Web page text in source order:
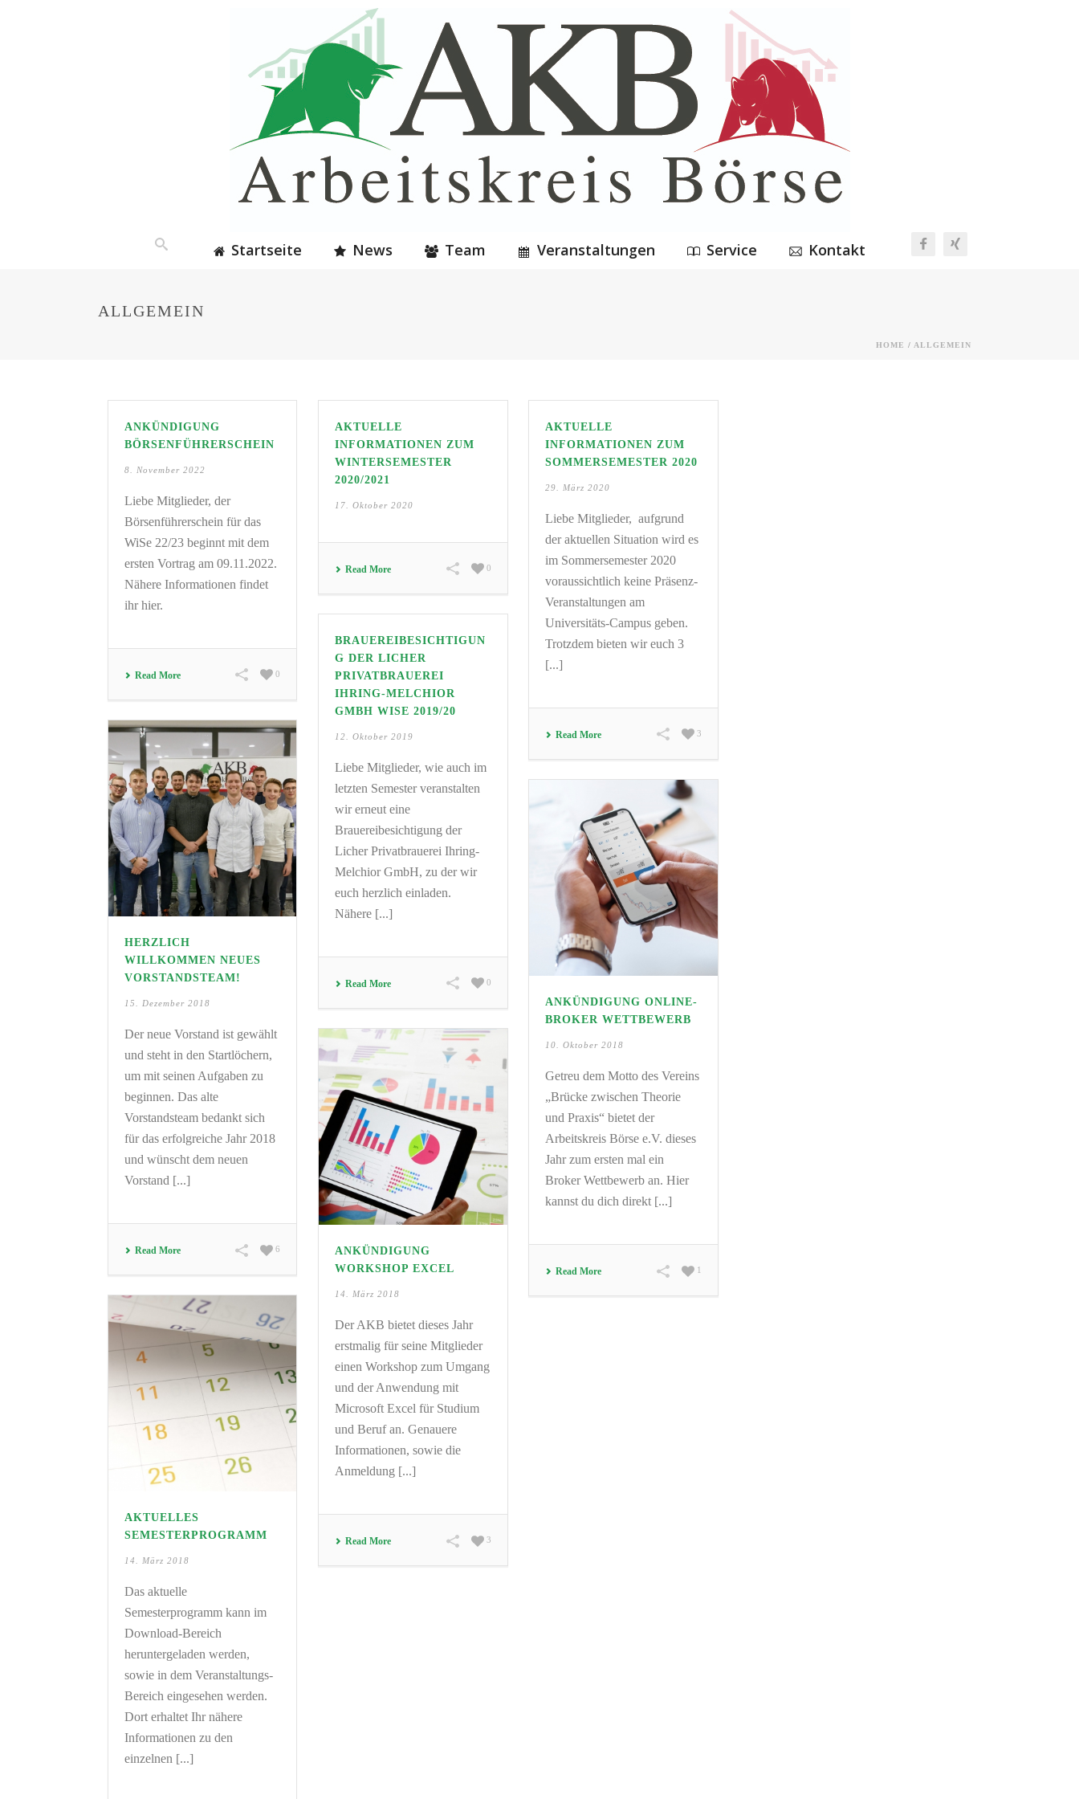
Startseite News Team Veranstaltungen Service Kontakt
ALLGEMEIN
HOME / ALLGEMEIN
ANKÜNDIGUNG
BÖRSENFÜHRERSCHEIN
8. November 2022
Liebe Mitglieder, der
Börsenführerschein für das
WiSe 22/23 beginnt mit dem
ersten Vortrag am 09.11.2022.
Nähere Informationen findet
ihr hier.
Read More 0
AKTUELLE
INFORMATIONEN ZUM
WINTERSEMESTER
2020/2021
17. Oktober 2020
Read More 0
AKTUELLE
INFORMATIONEN ZUM
SOMMERSEMESTER 2020
29. März 2020
Liebe Mitglieder, aufgrund
der aktuellen Situation wird es
im Sommersemester 2020
voraussichtlich keine Präsenz-
Veranstaltungen am
Universitäts-Campus geben.
Trotzdem bieten wir euch 3
[...]
Read More 3
BRAUEREIBESICHTIGUN
G DER LICHER
PRIVATBRAUEREI
IHRING-MELCHIOR
GMBH WISE 2019/20
12. Oktober 2019
Liebe Mitglieder, wie auch im
letzten Semester veranstalten
wir erneut eine
Brauereibesichtigung der
Licher Privatbrauerei Ihring-
Melchior GmbH, zu der wir
euch herzlich einladen.
Nähere [...]
Read More 0
HERZLICH
WILLKOMMEN NEUES
VORSTANDSTEAM!
15. Dezember 2018
Der neue Vorstand ist gewählt
und steht in den Startlöchern,
um mit seinen Aufgaben zu
beginnen. Das alte
Vorstandsteam bedankt sich
für das erfolgreiche Jahr 2018
und wünscht dem neuen
Vorstand [...]
Read More 6
ANKÜNDIGUNG ONLINE-
BROKER WETTBEWERB
10. Oktober 2018
Getreu dem Motto des Vereins
„Brücke zwischen Theorie
und Praxis“ bietet der
Arbeitskreis Börse e.V. dieses
Jahr zum ersten mal ein
Broker Wettbewerb an. Hier
kannst du dich direkt [...]
Read More 1
ANKÜNDIGUNG
WORKSHOP EXCEL
14. März 2018
Der AKB bietet dieses Jahr
erstmalig für seine Mitglieder
einen Workshop zum Umgang
und der Anwendung mit
Microsoft Excel für Studium
und Beruf an. Genauere
Informationen, sowie die
Anmeldung [...]
Read More 3
AKTUELLES
SEMESTERPROGRAMM
14. März 2018
Das aktuelle
Semesterprogramm kann im
Download-Bereich
heruntergeladen werden,
sowie in dem Veranstaltungs-
Bereich eingesehen werden.
Dort erhaltet Ihr nähere
Informationen zu den
einzelnen [...]